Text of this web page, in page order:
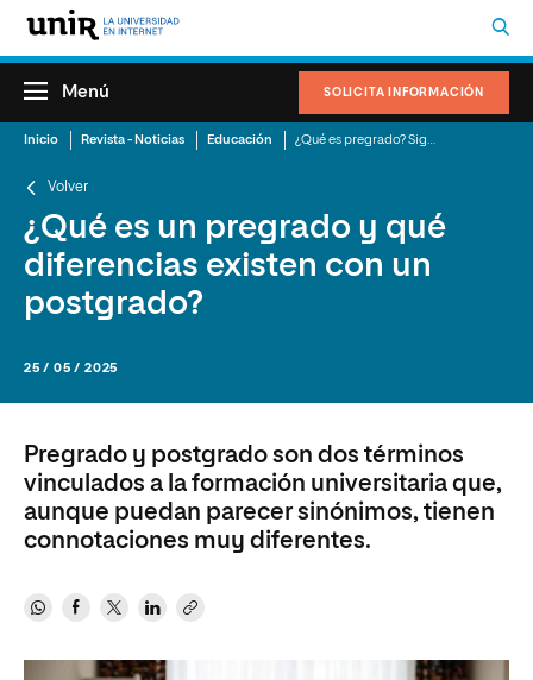
SOLICITA INFORMACIÓN
Menú
Inicio Revista - Noticias Educación
Volver
¿Qué es un pregrado y qué
diferencias existen con un
postgrado?
25 / 05 / 2025
Pregrado y postgrado son dos términos
vinculados a la formación universitaria que,
aunque puedan parecer sinónimos, tienen
connotaciones muy diferentes.